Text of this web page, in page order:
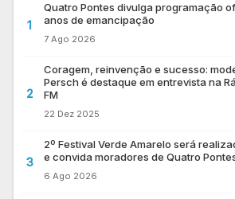
1
Quatro Pontes divulga programação
anos de emancipação
7 Ago 2026
2
Coragem, reinvenção e sucesso:
Persch é destaque em entrevista na
FM
22 Dez 2025
3
2º Festival Verde Amarelo será
e convida moradores de Quatro
6 Ago 2026